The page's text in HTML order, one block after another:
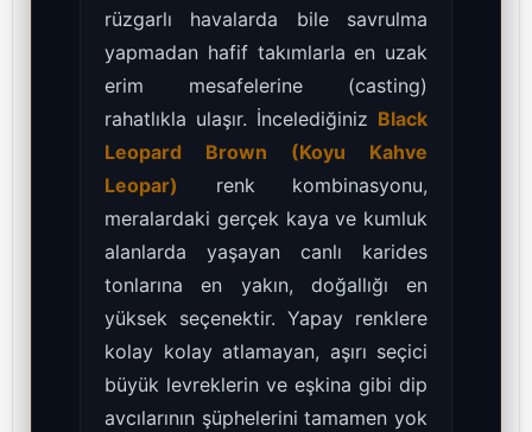
rüzgarlı havalarda bile savrulma
yapmadan hafif takımlarla en uzak
erim mesafelerine (casting)
rahatlıkla ulaşır. İncelediğiniz Black
Leopard Brown (Koyu Kahve
Leopar) renk kombinasyonu,
meralardaki gerçek kaya ve kumluk
alanlarda yaşayan canlı karides
tonlarına en yakın, doğallığı en
yüksek seçenektir. Yapay renklere
kolay kolay atlamayan, aşırı seçici
büyük levreklerin ve eşkina gibi dip
avcılarının şüphelerini tamamen yok